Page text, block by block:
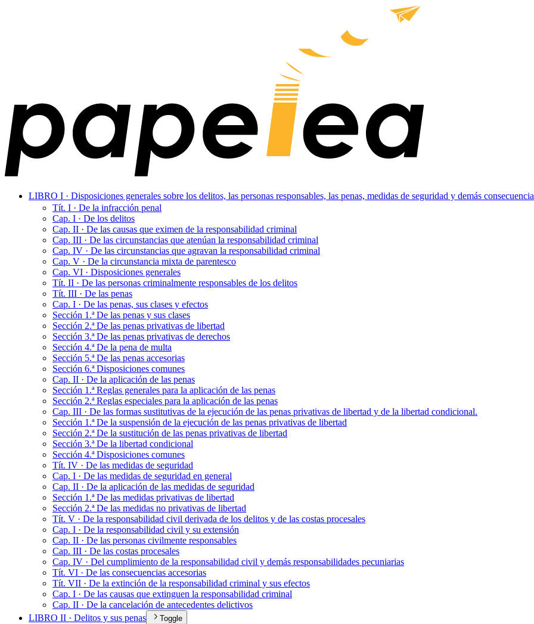
LIBRO I · Disposiciones generales sobre los delitos, las personas responsables, las penas, medidas de seguridad y demás
Tít. I · De la infracción penal
Cap. I · De los delitos
Cap. II · De las causas que eximen de la responsabilidad criminal
Cap. III · De las circunstancias que atenúan la responsabilidad criminal
Cap. IV · De las circunstancias que agravan la responsabilidad criminal
Cap. V · De la circunstancia mixta de parentesco
Cap. VI · Disposiciones generales
Tít. II · De las personas criminalmente responsables de los delitos
Tít. III · De las penas
Cap. I · De las penas, sus clases y efectos
Sección 1.ª De las penas y sus clases
Sección 2.ª De las penas privativas de libertad
Sección 3.ª De las penas privativas de derechos
Sección 4.ª De la pena de multa
Sección 5.ª De las penas accesorias
Sección 6.ª Disposiciones comunes
Cap. II · De la aplicación de las penas
Sección 1.ª Reglas generales para la aplicación de las penas
Sección 2.ª Reglas especiales para la aplicación de las penas
Cap. III · De las formas sustitutivas de la ejecución de las penas privativas de libertad y de la libertad condicional.
Sección 1.ª De la suspensión de la ejecución de las penas privativas de libertad
Sección 2.ª De la sustitución de las penas privativas de libertad
Sección 3.ª De la libertad condicional
Sección 4.ª Disposiciones comunes
Tít. IV · De las medidas de seguridad
Cap. I · De las medidas de seguridad en general
Cap. II · De la aplicación de las medidas de seguridad
Sección 1.ª De las medidas privativas de libertad
Sección 2.ª De las medidas no privativas de libertad
Tít. V · De la responsabilidad civil derivada de los delitos y de las costas procesales
Cap. I · De la responsabilidad civil y su extensión
Cap. II · De las personas civilmente responsables
Cap. III · De las costas procesales
Cap. IV · Del cumplimiento de la responsabilidad civil y demás responsabilidades pecuniarias
Tít. VI · De las consecuencias accesorias
Tít. VII · De la extinción de la responsabilidad criminal y sus efectos
Cap. I · De las causas que extinguen la responsabilidad criminal
Cap. II · De la cancelación de antecedentes delictivos
LIBRO II · Delitos y sus penas
Toggle